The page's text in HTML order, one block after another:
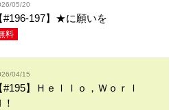
05/20
#196-197】★に願いを
料
04/15
#195】Ｈｅｌｌｏ，Ｗｏｒｌ
！